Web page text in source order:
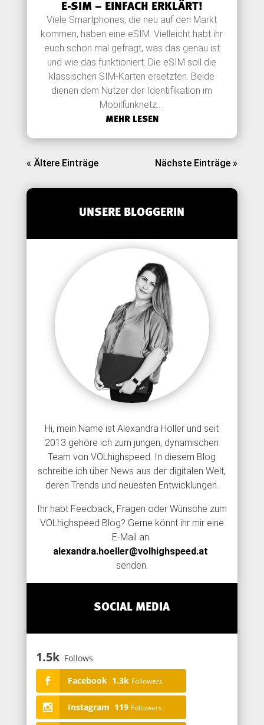
E-SIM – EINFACH ERKLÄRT!
Viele Smartphones, die neu auf den Markt
kommen, haben eine eSIM. Vielleicht habt ihr
euch schon mal gefragt, was das genau ist
und wie das funktioniert. Die eSIM soll die
klassischen SIM-Karten ersetzten. Beide
dienen dem Nutzer der Identifikation im
Mobilfunknetz....
MEHR LESEN
« Ältere Einträge Nächste Einträge »
UNSERE BLOGGERIN
Hi, mein Name ist Alexandra Höller und seit
2013 gehöre ich zum jungen, dynamischen
Team von VOLhighspeed. In diesem Blog
schreibe ich über News aus der digitalen Welt,
deren Trends und neuesten Entwicklungen.
Ihr habt Feedback, Fragen oder Wünsche zum
VOLhighspeed Blog? Gerne könnt ihr mir eine
E-Mail an
alexandra.hoeller@volhighspeed.at
senden.
SOCIAL MEDIA
1.5k Follows
Facebook 1.3k Followers
Instagram 119 Followers